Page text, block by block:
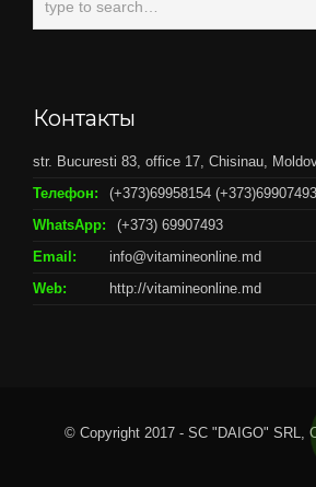
Контакты
str. Bucuresti 83, office 17, Chisinau,
Телефон:
(+373)69958154 (+373)69907493
WhatsApp:
(+373) 69907493
Email:
info@vitamineonline.md
Web:
http://vitamineonline.md
© Copyright 2017 - SC "DAIGO" SRL,